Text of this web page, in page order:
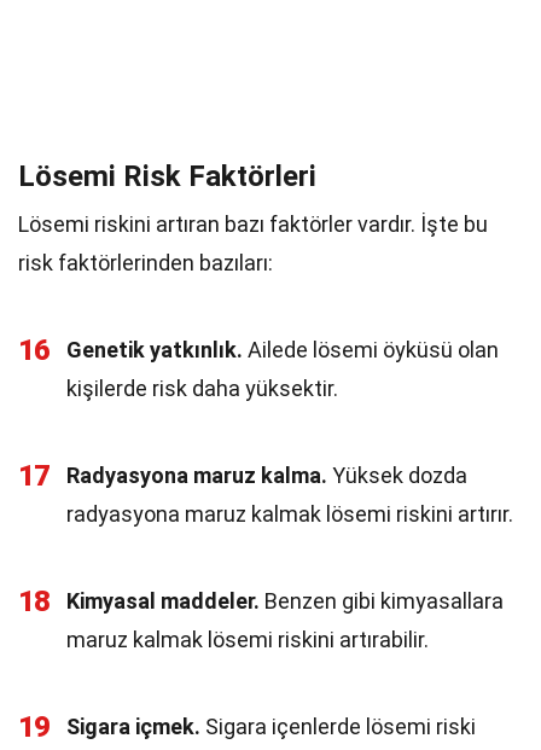
Lösemi Risk Faktörleri
Lösemi riskini artıran bazı faktörler vardır. İşte bu
risk faktörlerinden bazıları:
16 Genetik yatkınlık. Ailede lösemi öyküsü olan
kişilerde risk daha yüksektir.
17 Radyasyona maruz kalma. Yüksek dozda
radyasyona maruz kalmak lösemi riskini artırır.
18 Kimyasal maddeler. Benzen gibi kimyasallara
maruz kalmak lösemi riskini artırabilir.
19 Sigara içmek. Sigara içenlerde lösemi riski